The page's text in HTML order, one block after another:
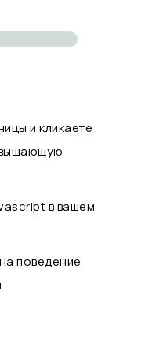
и кликаете
в вашем
поведение